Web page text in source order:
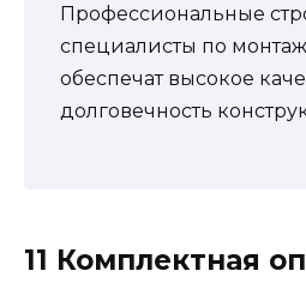
Профессиональные
специалисты по
обеспечат высокое
долговечность
11 Комплектная